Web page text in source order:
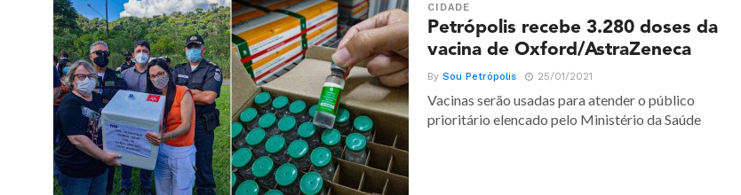
CIDADE
Petrópolis recebe 3.280 doses da
vacina de Oxford/AstraZeneca
BySou Petrópolis 25/01/2021
Vacinas serão usadas para atender o público
prioritário elencado pelo Ministério da Saúde